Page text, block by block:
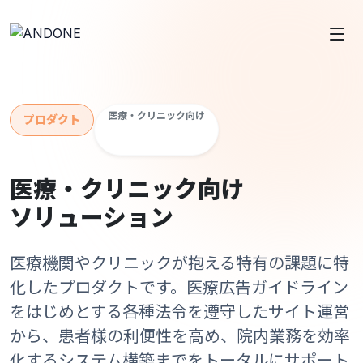
プロダクト 医療・クリニック向け
医療・クリニック向け
ソリューション
医療機関やクリニックが抱える特有の課題に特
化したプロダクトです。医療広告ガイドライン
をはじめとする各種法令を遵守したサイト運営
から、患者様の利便性を高め、院内業務を効率